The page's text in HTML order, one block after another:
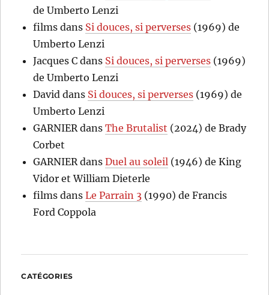
de Umberto Lenzi
films dans Si douces, si perverses (1969) de
Umberto Lenzi
Jacques C dans Si douces, si perverses (1969)
de Umberto Lenzi
David dans Si douces, si perverses (1969) de
Umberto Lenzi
GARNIER dansThe Brutalist (2024) de Brady
Corbet
GARNIER dansDuel au soleil (1946) de King
Vidor et William Dieterle
films dansLe Parrain 3 (1990) de Francis
Ford Coppola
CATÉGORIES